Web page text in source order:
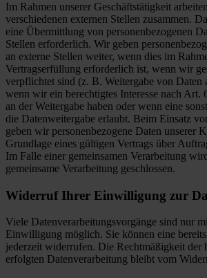
Im Rahmen unserer Geschäftstätigkeit
verschiedenen externen Stellen zusammen.
eine Übermittlung von personenbezogenen
Stellen erforderlich. Wir geben
an externe Stellen weiter, wenn dies im
Vertragserfüllung erforderlich ist, wenn wir
verpflichtet sind (z. B. Weitergabe von Daten
wenn wir ein berechtigtes Interesse nach
an der Weitergabe haben oder wenn eine
die Datenweitergabe erlaubt. Beim Einsatz
geben wir personenbezogene Daten unserer
Grundlage eines gültigen Vertrags über
Im Falle einer gemeinsamen Verarbeitung
gemeinsame Verarbeitung geschlossen.
Widerruf Ihrer Einwilligung zur
Viele Datenverarbeitungsvorgänge sind nur
Einwilligung möglich. Sie können eine
jederzeit widerrufen. Die Rechtmäßigkeit der
erfolgten Datenverarbeitung bleibt vom